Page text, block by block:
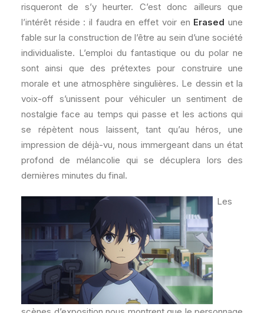
risqueront de s’y heurter. C’est donc ailleurs que
l’intérêt réside : il faudra en effet voir en Erased une
fable sur la construction de l’être au sein d’une société
individualiste. L’emploi du fantastique ou du polar ne
sont ainsi que des prétextes pour construire une
morale et une atmosphère singulières. Le dessin et la
voix-off s’unissent pour véhiculer un sentiment de
nostalgie face au temps qui passe et les actions qui
se répètent nous laissent, tant qu’au héros, une
impression de déjà-vu, nous immergeant dans un état
profond de mélancolie qui se décuplera lors des
dernières minutes du final.
Les